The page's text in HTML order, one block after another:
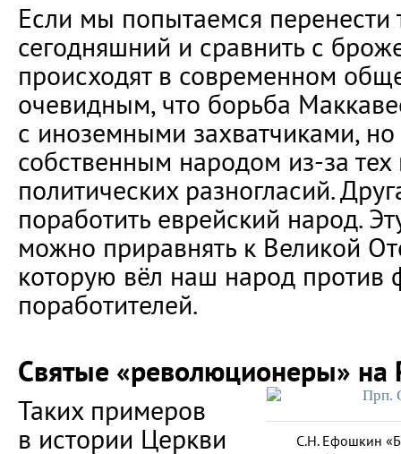
Если мы попытаемся перенести
сегодняшний и сравнить с
происходят в современном
очевидным, что борьба
с иноземными захватчиками,
собственным народом из-за
политических разногласий.
поработить еврейский народ.
можно приравнять к Великой
которую вёл наш народ против
поработителей.
Святые «революционеры» на
С.Н. Ефошкин
Таких примеров
в истории Церкви